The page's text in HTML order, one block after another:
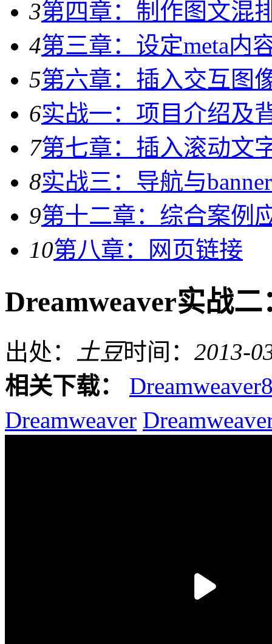
3第四章：制作图文混
4第三章：设定meta内
5第六章：插入交互图
6实战一：项目介绍及
7第七章：插入滚动文
8实战三：导航与
9第十二章：综合案例
10第八章：网页链接
Dreamweaver实战
出处： 土豆时间： 2013-
相关下载：
Dreamweaver